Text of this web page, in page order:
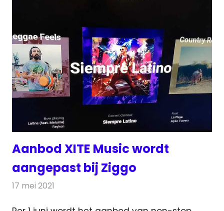
Aanbod XITE Music wordt
aangepast bij Ziggo
17 mei 2021